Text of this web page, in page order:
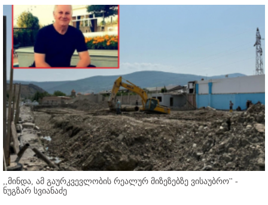
,,მინდა, ამ გაურკვევლობის რეალურ მიზეზებზე ვისაუბრო'' -
ნუგზარ სვიანაძე